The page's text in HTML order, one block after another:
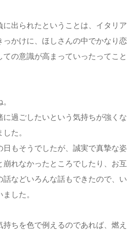
に出られたということは、イタリア
っかけに、ほしさんの中でかなり恋
ての意識が高まっていったってこと
に過ごしたいという気持ちが強くな
た。
日もそうでしたが、誠実で真摯な姿
崩れなかったところでしたり、お互
話などいろんな話もできたので、い
した。
持ちを色で例えるのであれば、燃え